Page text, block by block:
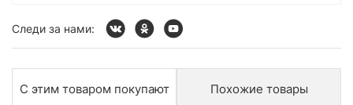
Следи за нами:
С этим товаром покупают Похожие товары